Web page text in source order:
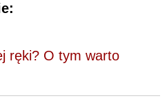
ręki? O tym warto